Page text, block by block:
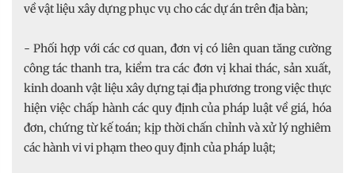
về vật liệu xây dựng phục vụ cho các dự án trên địa bàn;
- Phối hợp với các cơ quan, đơn vị có liên quan tăng cường
công tác thanh tra, kiểm tra các đơn vị khai thác, sản xuất,
kinh doanh vật liệu xây dựng tại địa phương trong việc thực
hiện việc chấp hành các quy định của pháp luật về giá, hóa
đơn, chứng từ kế toán; kịp thời chấn chỉnh và xử lý nghiêm
các hành vi vi phạm theo quy định của pháp luật;